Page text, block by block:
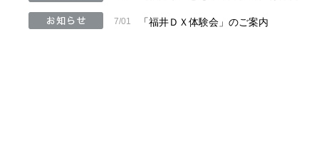
7/01 「福井ＤＸ体験会」のご案内